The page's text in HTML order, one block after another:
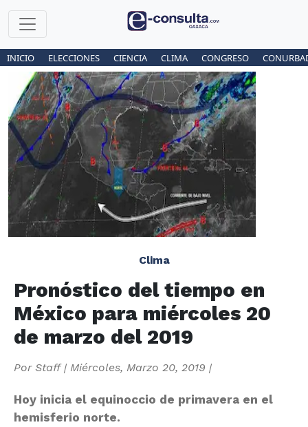
INICIO ELECCIONES CIENCIA CLIMA CONGRESO
Clima
Pronóstico del tiempo en
México para miércoles 20
de marzo del 2019
Por Staff| Miércoles, Marzo 20, 2019 |
Hoy inicia el equinoccio de primavera en el
hemisferio norte.